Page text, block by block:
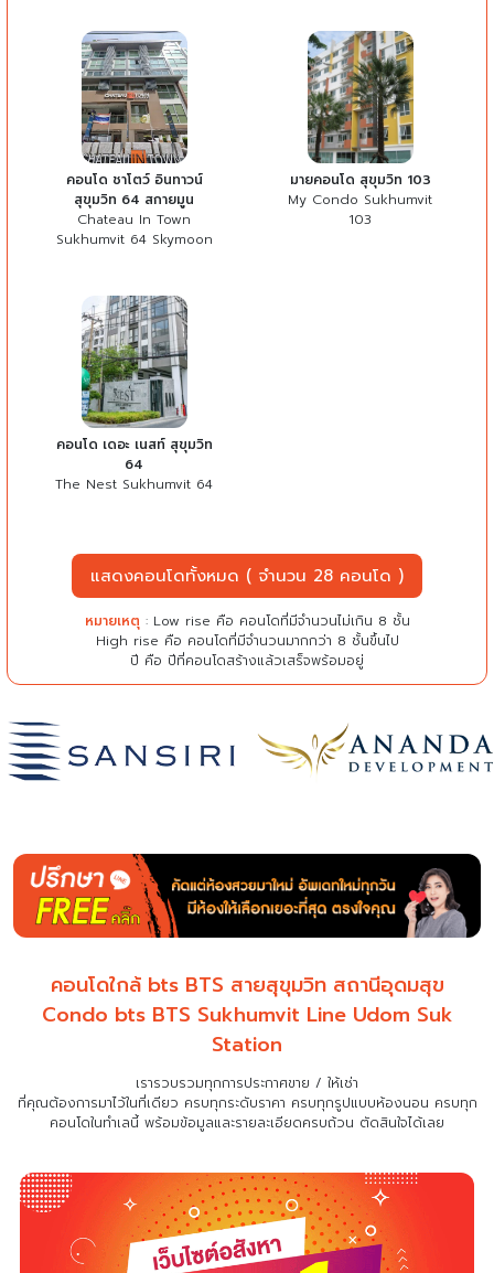
คอนโด ชาโตว์ อินทาวน์
สุขุมวิท 64 สกายมูน
Chateau In Town
Sukhumvit 64 Skymoon
มายคอนโด สุขุมวิท 103
My Condo Sukhumvit
103
คอนโด เดอะ เนสท์ สุขุมวิท
64
The Nest Sukhumvit 64
แสดงคอนโดทั้งหมด ( จำนวน 28 คอนโด )
หมายเหตุ : Low rise คือ คอนโดที่มีจำนวนไม่เกิน 8 ชั้น
High rise คือ คอนโดที่มีจำนวนมากกว่า 8 ชั้นขึ้นไป
ปี คือ ปีที่คอนโดสร้างแล้วเสร็จพร้อมอยู่
คอนโดใกล้ bts BTS สายสุขุมวิท สถานีอุดมสุข
Condo bts BTS Sukhumvit Line Udom Suk
Station
เรารวบรวมทุกการประกาศขาย / ให้เช่า
ที่คุณต้องการมาไว้ในที่เดียว ครบทุกระดับราคา ครบทุกรูปแบบห้องนอน ครบทุก
คอนโดในทำเลนี้ พร้อมข้อมูลและรายละเอียดครบถ้วน ตัดสินใจได้เลย